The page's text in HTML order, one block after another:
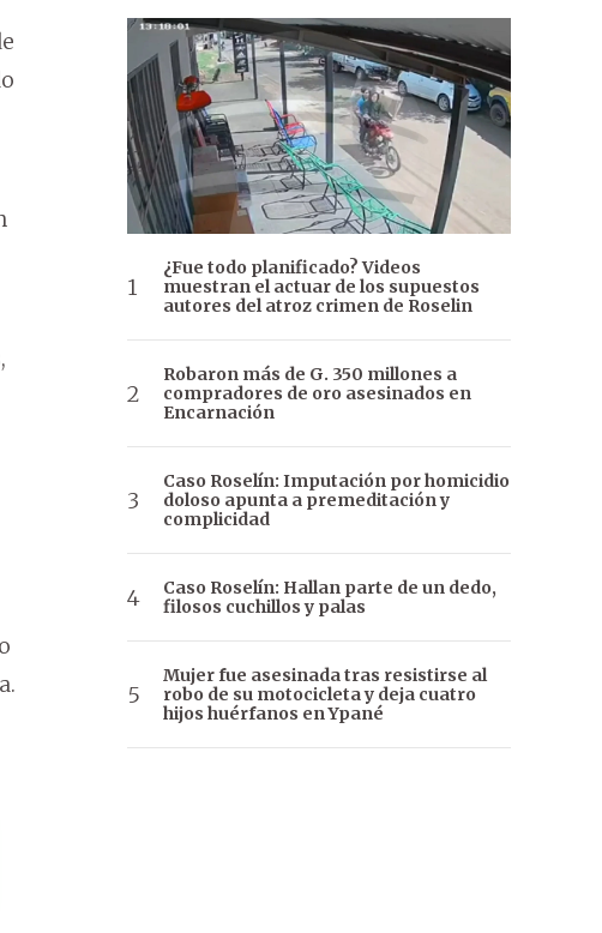
¿Fue todo planificado? Videos
muestran el actuar de los supuestos
autores del atroz crimen de Roselin
Robaron más de G. 350 millones a
compradores de oro asesinados en
Encarnación
Caso Roselín: Imputación por homicidio
doloso apunta a premeditación y
complicidad
Caso Roselín: Hallan parte de un dedo,
filosos cuchillos y palas
Mujer fue asesinada tras resistirse al
robo de su motocicleta y deja cuatro
hijos huérfanos en Ypané